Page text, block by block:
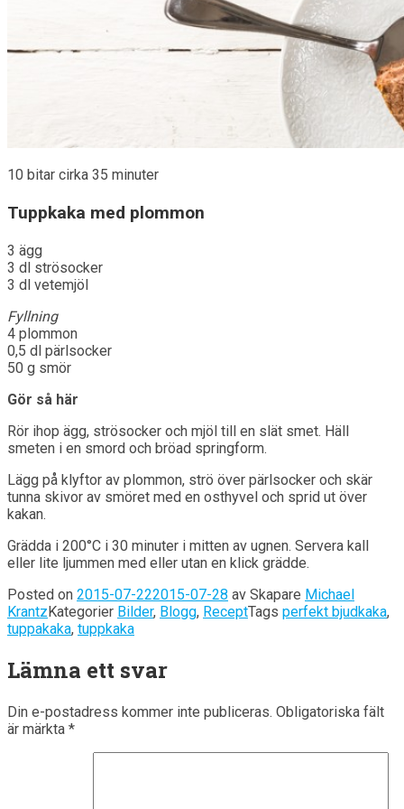
10 bitar cirka 35 minuter
Tuppkaka med plommon
3 ägg
3 dl strösocker
3 dl vetemjöl
Fyllning
4 plommon
0,5 dl pärlsocker
50 g smör
Gör så här
Rör ihop ägg, strösocker och mjöl till en slät smet. Häll
smeten i en smord och bröad springform.
Lägg på klyftor av plommon, strö över pärlsocker och skär
tunna skivor av smöret med en osthyvel och sprid ut över
kakan.
Grädda i 200°C i 30 minuter i mitten av ugnen. Servera kall
eller lite ljummen med eller utan en klick grädde.
Posted on 2015-07-222015-07-28 av Skapare Michael
KrantzKategorier Bilder, Blogg, ReceptTags perfekt bjudkaka,
tuppakaka, tuppkaka
Lämna ett svar
Din e-postadress kommer inte publiceras. Obligatoriska fält
är märkta *